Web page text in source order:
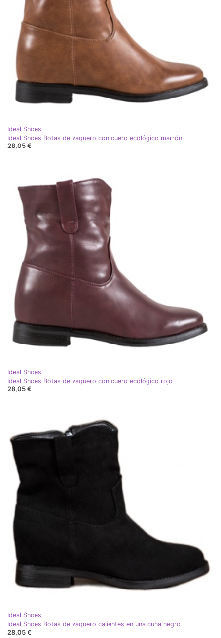
Ideal Shoes
Ideal Shoes Botas de vaquero con cuero ecológico marrón
28,05 €
Ideal Shoes
Ideal Shoes Botas de vaquero con cuero ecológico rojo
28,05 €
Ideal Shoes
Ideal Shoes Botas de vaquero calientes en una cuña negro
28,05 €